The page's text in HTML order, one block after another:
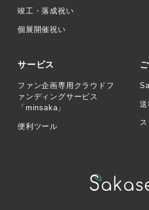
竣工・落成祝い
個展開催祝い
サービス
ファン企画専用クラウドフ
ァンディングサービス
「minsaka」
便利ツール
送